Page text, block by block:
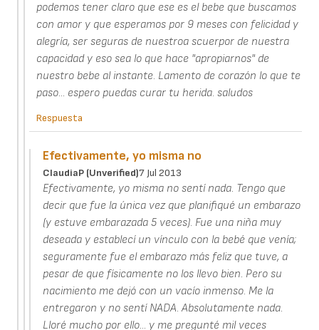
podemos tener claro que ese es el bebe que buscamos
con amor y que esperamos por 9 meses con felicidad y
alegría, ser seguras de nuestroa scuerpor de nuestra
capacidad y eso sea lo que hace "apropiarnos" de
nuestro bebe al instante. Lamento de corazón lo que te
paso... espero puedas curar tu herida. saludos
Respuesta
Efectivamente, yo misma no
ClaudiaP (unverified)7 Jul 2013
Efectivamente, yo misma no sentí nada. Tengo que
decir que fue la única vez que planifiqué un embarazo
(y estuve embarazada 5 veces). Fue una niña muy
deseada y establecí un vínculo con la bebé que venía;
seguramente fue el embarazo más feliz que tuve, a
pesar de que físicamente no los llevo bien. Pero su
nacimiento me dejó con un vacío inmenso. Me la
entregaron y no sentí NADA. Absolutamente nada.
Lloré mucho por ello... y me pregunté mil veces